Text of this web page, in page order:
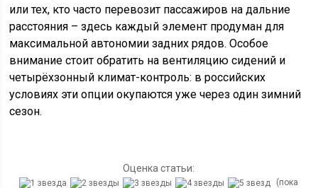
или тех, кто часто перевозит пассажиров на дальние
расстояния – здесь каждый элемент продуман для
максимальной автономии задних рядов. Особое
внимание стоит обратить на вентиляцию сидений и
четырёхзонный климат-контроль: в российских
условиях эти опции окупаются уже через один зимний
сезон.
Оценка статьи:
(пока